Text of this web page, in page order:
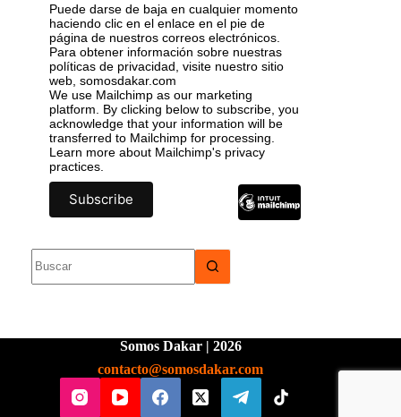
Puede darse de baja en cualquier momento
haciendo clic en el enlace en el pie de
página de nuestros correos electrónicos.
Para obtener información sobre nuestras
políticas de privacidad, visite nuestro sitio
web, somosdakar.com
We use Mailchimp as our marketing
platform. By clicking below to subscribe, you
acknowledge that your information will be
transferred to Mailchimp for processing.
Learn more about Mailchimp's privacy
practices.
Somos Dakar | 2026
contacto@somosdakar.com